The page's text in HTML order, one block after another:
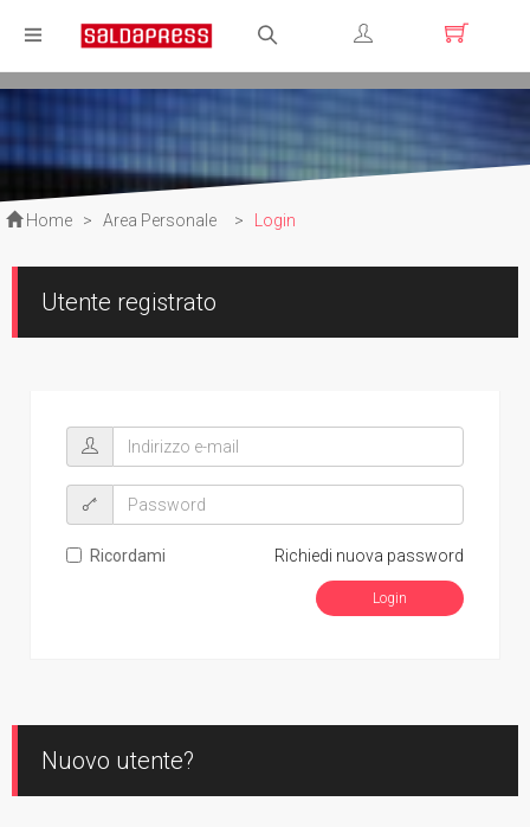
Registrati
Home > Area Personale > Login
Utente registrato
Richiedi nuova password
Ricordami
Nuovo utente?